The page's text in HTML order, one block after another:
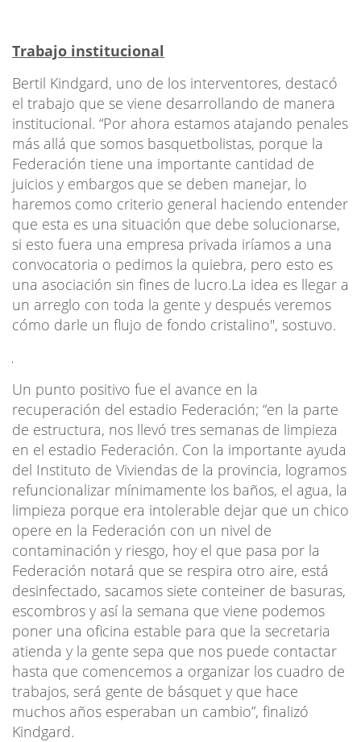
Trabajo institucional
Bertil Kindgard, uno de los interventores, destacó
el trabajo que se viene desarrollando de manera
institucional. “Por ahora estamos atajando penales
más allá que somos basquetbolistas, porque la
Federación tiene una importante cantidad de
juicios y embargos que se deben manejar, lo
haremos como criterio general haciendo entender
que esta es una situación que debe solucionarse,
si esto fuera una empresa privada iríamos a una
convocatoria o pedimos la quiebra, pero esto es
una asociación sin fines de lucro.La idea es llegar a
un arreglo con toda la gente y después veremos
cómo darle un flujo de fondo cristalino", sostuvo.
Un punto positivo fue el avance en la
recuperación del estadio Federación; “en la parte
de estructura, nos llevó tres semanas de limpieza
en el estadio Federación. Con la importante ayuda
del Instituto de Viviendas de la provincia, logramos
refuncionalizar mínimamente los baños, el agua, la
limpieza porque era intolerable dejar que un chico
opere en la Federación con un nivel de
contaminación y riesgo, hoy el que pasa por la
Federación notará que se respira otro aire, está
desinfectado, sacamos siete conteiner de basuras,
escombros y así la semana que viene podemos
poner una oficina estable para que la secretaria
atienda y la gente sepa que nos puede contactar
hasta que comencemos a organizar los cuadro de
trabajos, será gente de básquet y que hace
muchos años esperaban un cambio”, finalizó
Kindgard.